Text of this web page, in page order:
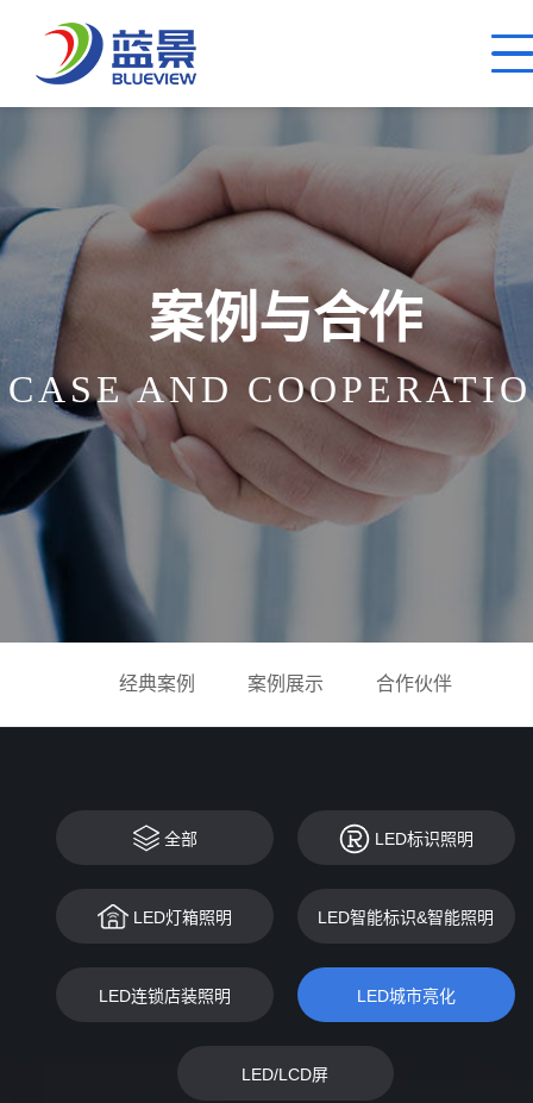
案例与合作
CASE AND
经典案例 案例展示 合作伙伴
全部 LED标识照明
LED灯箱照明 LED智能标识&智能照明
LED连锁店装照明 LED城市亮化
LED/LCD屏